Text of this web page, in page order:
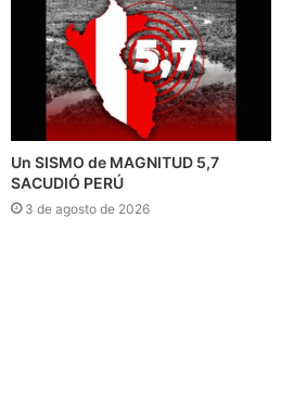
Un SISMO de MAGNITUD 5,7
SACUDIÓ PERÚ
3 de agosto de 2026